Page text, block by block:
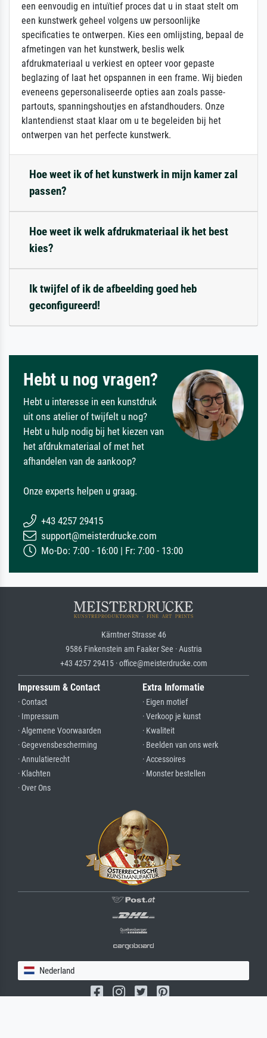
een eenvoudig en intuïtief proces dat u in staat stelt om
een kunstwerk geheel volgens uw persoonlijke
specificaties te ontwerpen. Kies een omlijsting, bepaal de
afmetingen van het kunstwerk, beslis welk
afdrukmateriaal u verkiest en opteer voor gepaste
beglazing of laat het opspannen in een frame. Wij bieden
eveneens gepersonaliseerde opties aan zoals passe-
partouts, spanningshoutjes en afstandhouders. Onze
klantendienst staat klaar om u te begeleiden bij het
ontwerpen van het perfecte kunstwerk.
Hoe weet ik of het kunstwerk in mijn kamer zal
passen?
Hoe weet ik welk afdrukmateriaal ik het best
kies?
Ik twijfel of ik de afbeelding goed heb
geconfigureerd!
Hebt u nog vragen?
Hebt u interesse in een kunstdruk
uit ons atelier of twijfelt u nog?
Hebt u hulp nodig bij het kiezen van
het afdrukmateriaal of met het
afhandelen van de aankoop?
Onze experts helpen u graag.
+43 4257 29415
support@meisterdrucke.com
Mo-Do: 7:00 - 16:00 | Fr: 7:00 - 13:00
Kärntner Strasse 46
9586 Finkenstein am Faaker See · Austria
+43 4257 29415 · office@meisterdrucke.com
Impressum & Contact
· Contact
· Impressum
· Algemene Voorwaarden
· Gegevensbescherming
· Annulatierecht
· Klachten
· Over Ons
Extra Informatie
· Eigen motief
· Verkoop je kunst
· Kwaliteit
· Beelden van ons werk
· Accessoires
· Monster bestellen
Nederland